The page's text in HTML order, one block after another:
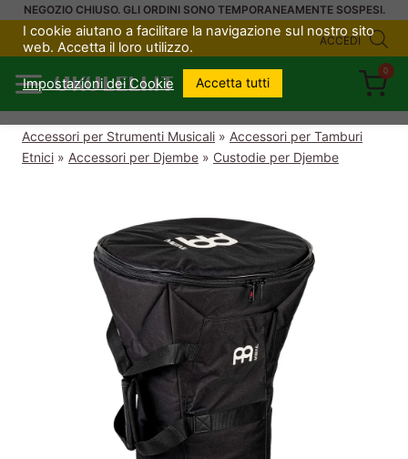
SaltaNEGOZIO CHIUSO. GLI ORDINI SONO TEMPORANEAMENTE SOSPESI.
ACCEDI
UKULELI.IT
0
Accessori per Strumenti Musicali » Accessori per Tamburi
Etnici » Accessori per Djembe » Custodie per Djembe
I cookie aiutano a facilitare la navigazione sul nostro sito
web. Accetta il loro utilizzo.
Impostazioni dei Cookie Accetta tutti